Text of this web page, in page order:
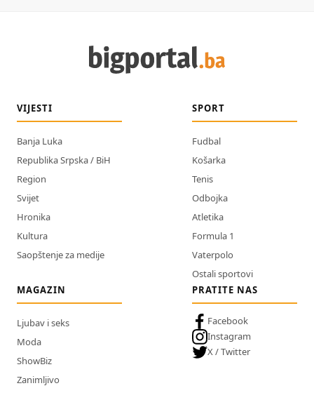
VIJESTI
Banja Luka
Republika Srpska / BiH
Region
Svijet
Hronika
Kultura
Saopštenje za medije
SPORT
Fudbal
Košarka
Tenis
Odbojka
Atletika
Formula 1
Vaterpolo
Ostali sportovi
MAGAZIN
Ljubav i seks
Moda
ShowBiz
Zanimljivo
PRATITE NAS
Facebook
Instagram
X / Twitter